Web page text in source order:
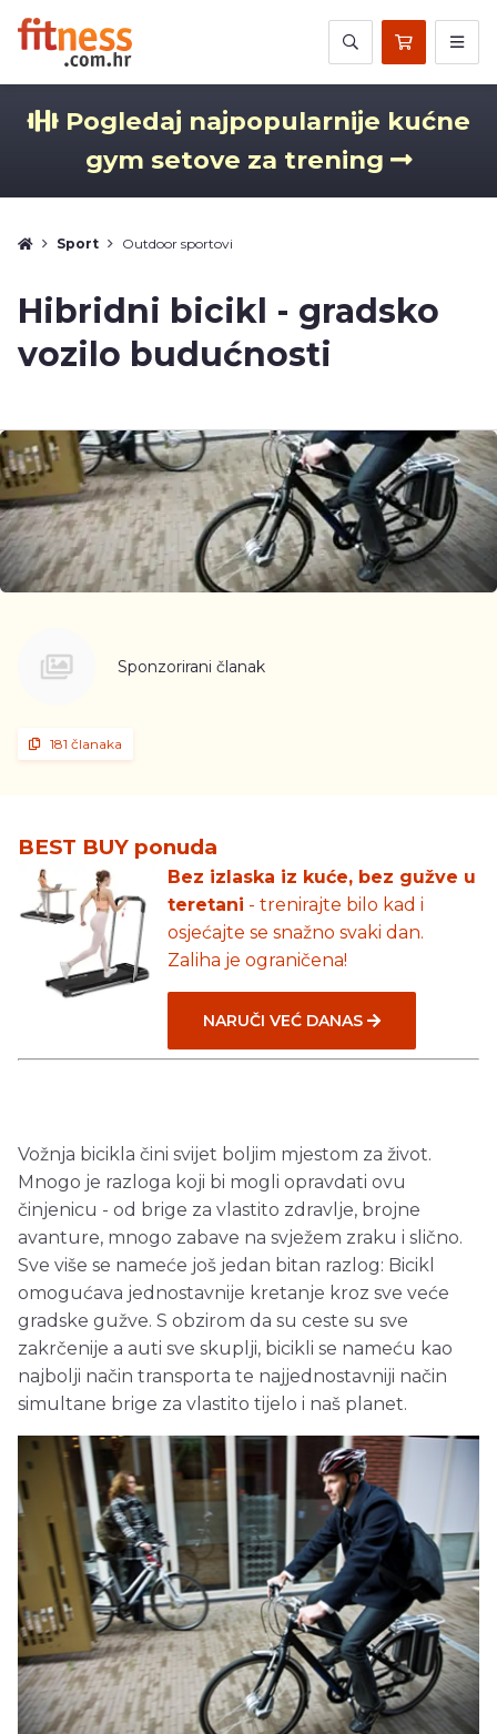
Pogledaj najpopularnije kućne
gym setove za trening
Sport Outdoor sportovi
Hibridni bicikl - gradsko
vozilo budućnosti
Sponzorirani članak
181 članaka
BEST BUY ponuda
Bez izlaska iz kuće, bez gužve u
teretani - trenirajte bilo kad i
osjećajte se snažno svaki dan.
Zaliha je ograničena!
NARUČI VEĆ DANAS
Vožnja bicikla čini svijet boljim mjestom za život.
Mnogo je razloga koji bi mogli opravdati ovu
činjenicu - od brige za vlastito zdravlje, brojne
avanture, mnogo zabave na svježem zraku i slično.
Sve više se nameće još jedan bitan razlog: Bicikl
omogućava jednostavnije kretanje kroz sve veće
gradske gužve. S obzirom da su ceste su sve
zakrčenije a auti sve skuplji, bicikli se nameću kao
najbolji način transporta te najjednostavniji način
simultane brige za vlastito tijelo i naš planet.